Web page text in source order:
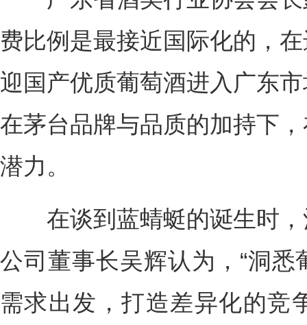
费比例是最接近国际化的，
迎国产优质葡萄酒进入广东
在茅台品牌与品质的加持下
潜力。
在谈到蓝蜻蜓的诞生时，
公司董事长吴辉认为，“洞
需求出发，打造差异化的竞